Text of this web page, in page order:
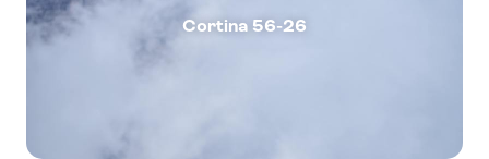
Cortina 56-26